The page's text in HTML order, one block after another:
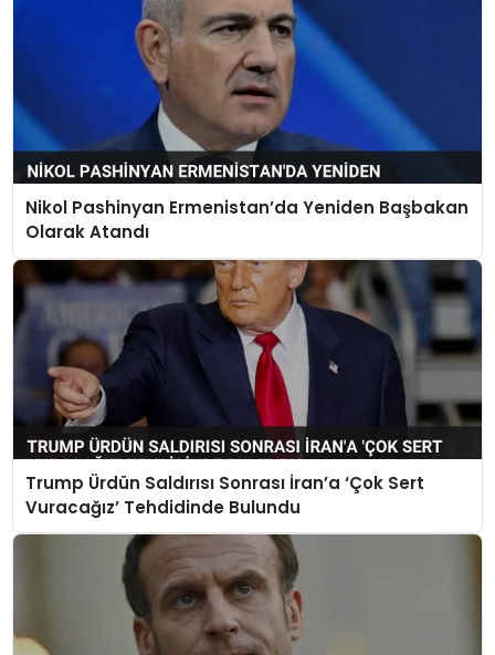
Nikol Pashinyan Ermenistan’da Yeniden Başbakan
Olarak Atandı
Trump Ürdün Saldırısı Sonrası İran’a ‘Çok Sert
Vuracağız’ Tehdidinde Bulundu